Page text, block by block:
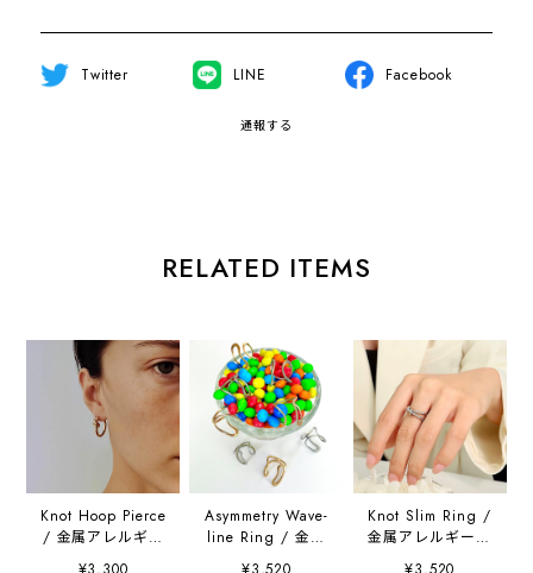
Twitter LINE Facebook
通報する
RELATED ITEMS
Knot Hoop Pierce
/ 金属アレルギー
対応
Asymmetry Wave-
line Ring / 金属
アレルギー対応
Knot Slim Ring /
金属アレルギー対
応